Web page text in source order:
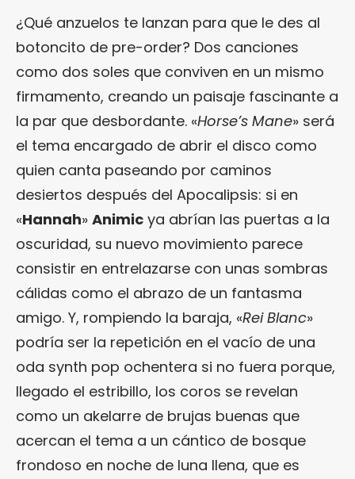
¿Qué anzuelos te lanzan para que le des al
botoncito de pre-order? Dos canciones
como dos soles que conviven en un mismo
firmamento, creando un paisaje fascinante a
la par que desbordante. «Horse’s Mane» será
el tema encargado de abrir el disco como
quien canta paseando por caminos
desiertos después del Apocalipsis: si en
«Hannah» Animic ya abrían las puertas a la
oscuridad, su nuevo movimiento parece
consistir en entrelazarse con unas sombras
cálidas como el abrazo de un fantasma
amigo. Y, rompiendo la baraja, «Rei Blanc»
podría ser la repetición en el vacío de una
oda synth pop ochentera si no fuera porque,
llegado el estribillo, los coros se revelan
como un akelarre de brujas buenas que
acercan el tema a un cántico de bosque
frondoso en noche de luna llena, que es